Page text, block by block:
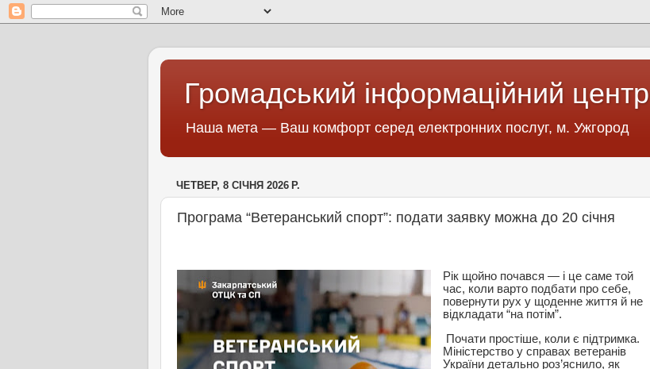
Громадський інформаційний центр
Наша мета — Ваш комфорт серед електронних послуг, м. Ужгород
ЧЕТВЕР, 8 СІЧНЯ 2026 Р.
Програма “Ветеранський спорт”: подати заявку можна до 20 січня
Рік щойно почався — і це саме той
час, коли варто подбати про себе,
повернути рух у щоденне життя й не
відкладати “на потім”.
Почати простіше, коли є підтримка.
Міністерство у справах ветеранів
України детально роз’яснило, як